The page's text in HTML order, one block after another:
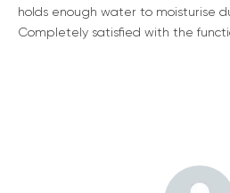
holds enough water to moisturise
Completely satisfied with the